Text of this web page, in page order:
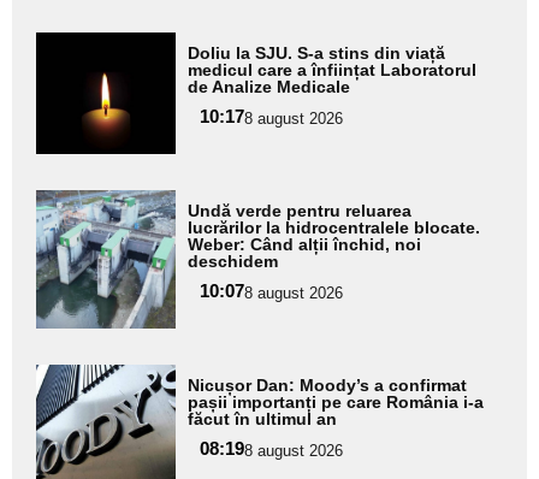
aici textul
pentru
subtitlu
Doliu la SJU. S-a stins din viață
medicul care a înființat Laboratorul
de Analize Medicale
10:178 august 2026
Adaugă
aici textul
pentru
subtitlu
Undă verde pentru reluarea
lucrărilor la hidrocentralele blocate.
Weber: Când alții închid, noi
deschidem
10:078 august 2026
Adaugă
aici textul
pentru
subtitlu
Nicușor Dan: Moody’s a confirmat
pașii importanți pe care România i-a
făcut în ultimul an
08:198 august 2026